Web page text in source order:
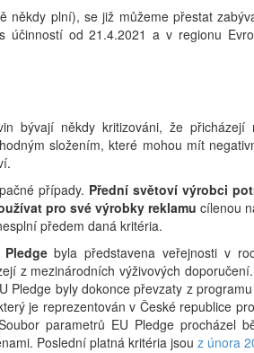
někdy plní), se již můžeme přestat
účinností od 21.4.2021 a v regionu
bývají někdy kritizováni, že
složením, které mohou mít
případy. Přední světoví výrobci
pro své výrobky reklamu cílenou
předem daná kritéria.
byla představena veřejnosti v
z mezinárodních výživových
Pledge byly dokonce převzaty z
je reprezentován v České republice
parametrů EU Pledge procházel
Poslední platná kritéria jsou z února